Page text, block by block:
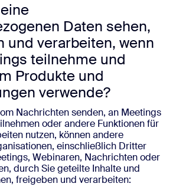
Daten sehen,
und verarbeiten, wenn
teilnehme und
Produkte und
verwende?
Nachrichten senden, an Meetings
oder andere Funktionen für
nutzen, können andere
einschließlich Dritter
Webinaren, Nachrichten oder
durch Sie geteilte Inhalte und
freigeben und verarbeiten: